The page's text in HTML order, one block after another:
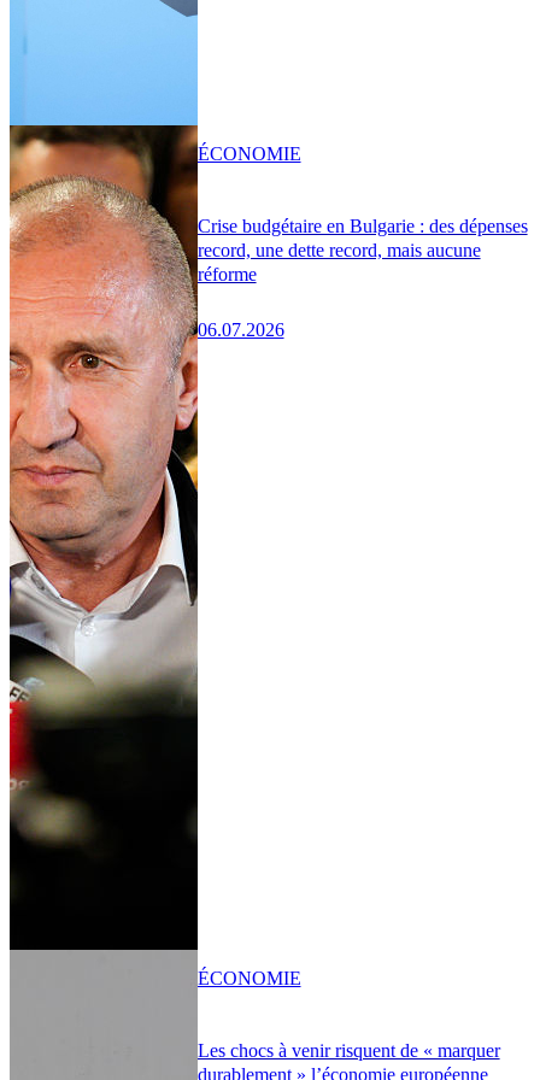
Crise budgétaire en Bulgarie : des dépenses
record, une dette record, mais aucune
réforme
06.07.2026
ÉCONOMIE
Les chocs à venir risquent de « marquer
durablement » l’économie européenne
ÉCONOMIE